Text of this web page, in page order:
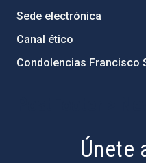
Sede electrónica
Canal ético
Condolencias Francisco
Únete